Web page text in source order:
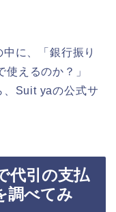
に、「銀行振り
えるのか？」
、Suit yaの公式サ
代引の支払
調べてみ